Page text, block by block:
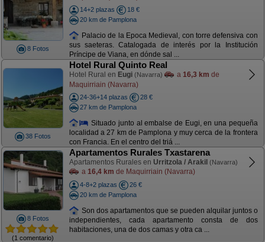
8 Fotos
14+2 plazas
18 €
20 km de Pamplona
Palacio de la Epoca Medieval, con torre defensiva con
sus saeteras. Catalogada de interés por la Institución
Príncipe de Viana, en dónde sal ...
38 Fotos
Hotel Rural Quinto Real
Hotel Rural en Eugi (Navarra) a 16,3 km de
Maquirriain (Navarra)
24-36+14 plazas
28 €
27 km de Pamplona
Situado junto al embalse de Eugi, en una pequeña
localidad a 27 km de Pamplona y muy cerca de la frontera
con Francia. En el centro del triá ...
8 Fotos
(1 comentario)
Apartamentos Rurales Txastarena
Apartamentos Rurales en Urritzola / Arakil (Navarra)
a 16,4 km de Maquirriain (Navarra)
4-8+2 plazas
26 €
20 km de Pamplona
Son dos apartamentos que se pueden alquilar juntos o
independientes, cada apartamento consta de dos
habitaciones, una de dos camas y otra ca ...